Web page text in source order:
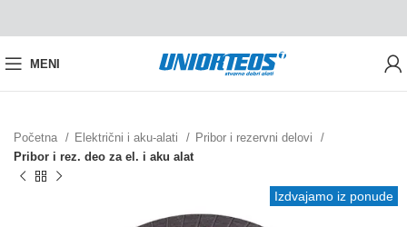
MENI
Početna Električni i aku-alati
Pribor i rezervni delovi
Pribor i rez. deo za el. i aku alat
Izdvajamo iz ponude